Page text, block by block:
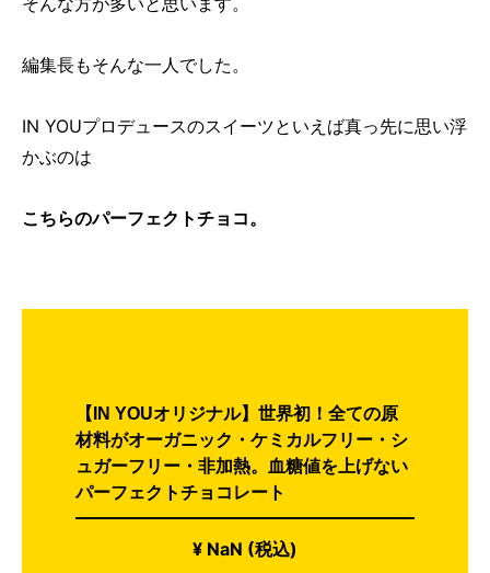
編集長もそんな一人でした。
IN YOUプロデュースのスイーツといえば真っ先に思い浮
かぶのは
こちらのパーフェクトチョコ。
【IN YOUオリジナル】世界初！全ての原
材料がオーガニック・ケミカルフリー・シ
ュガーフリー・非加熱。血糖値を上げない
パーフェクトチョコレート
¥ NaN (税込)